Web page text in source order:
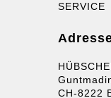
SERVICE
CH-8222